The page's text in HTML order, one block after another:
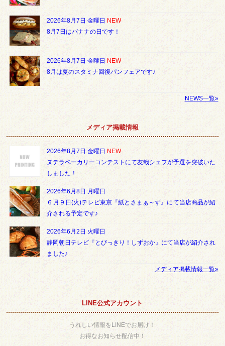
2026年8月7日 金曜日 NEW
8月7日はバナナの日です！
2026年8月7日 金曜日 NEW
8月は夏のスタミナ回復パンフェアです♪
NEWS一覧»
メディア掲載情報
2026年8月7日 金曜日 NEW
ヌテラベーカリーコンテストにて友哉シェフが予選を突破いた
しました！
2026年6月8日 月曜日
６月９日(火)テレビ東京『紙とさまぁ～ず』にて当店商品が紹
介される予定です♪
2026年6月2日 火曜日
静岡朝日テレビ『とびっきり！しずおか』にて当店が紹介され
ました♪
メディア掲載情報一覧»
LINE公式アカウント
うれしい情報をLINEでお届け！
お得なお知らせ配信中！